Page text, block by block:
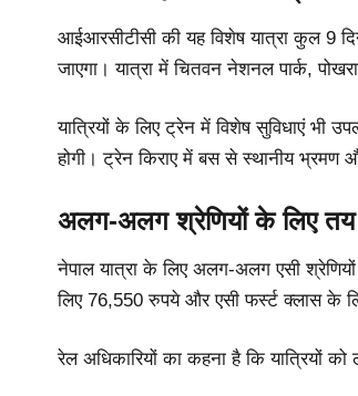
आईआरसीटीसी की यह विशेष यात्रा कुल 9
जाएगा। यात्रा में चितवन नेशनल पार्क,
यात्रियों के लिए ट्रेन में विशेष सुविधाएं भी
होगी। ट्रेन किराए में बस से स्थानीय भ्रमण
अलग-अलग श्रेणियों के लिए तय
नेपाल यात्रा के लिए अलग-अलग एसी
लिए 76,550 रुपये और एसी फर्स्ट क्लास के
रेल अधिकारियों का कहना है कि यात्रियों